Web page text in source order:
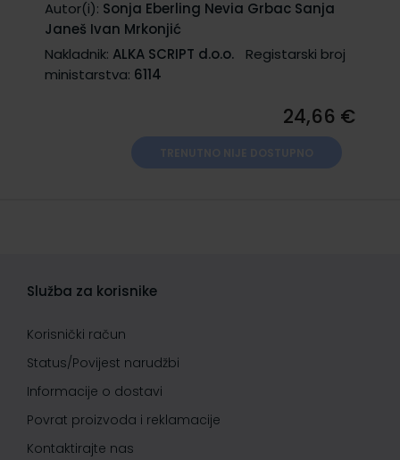
Autor(i): Sonja Eberling Nevia Grbac Sanja
Janeš Ivan Mrkonjić
Nakladnik: ALKA SCRIPT d.o.o.
Registarski broj
ministarstva: 6114
24,66 €
Služba za korisnike
Korisnički račun
Status/Povijest narudžbi
Informacije o dostavi
Povrat proizvoda i reklamacije
Kontaktirajte nas